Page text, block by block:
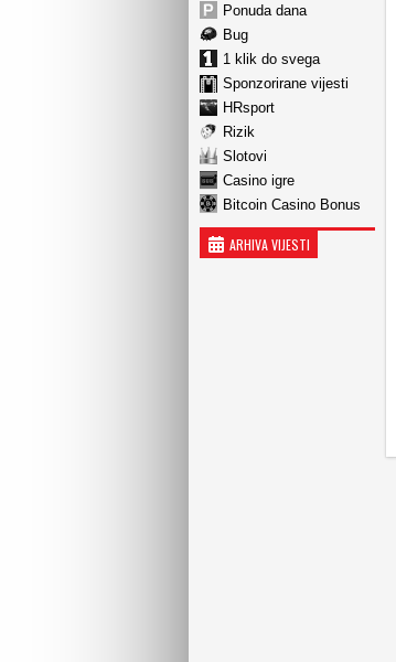
Ponuda dana
Bug
1 klik do svega
Sponzorirane vijesti
HRsport
Rizik
Slotovi
Casino igre
Bitcoin Casino Bonus
ARHIVA VIJESTI